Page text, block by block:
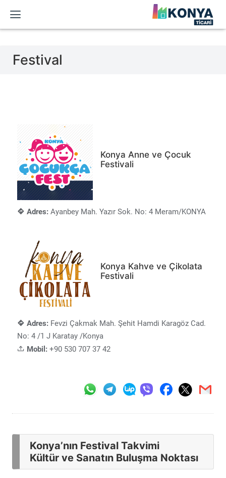
Festival
Konya Anne ve Çocuk
Festivali
Adres: Ayanbey Mah. Yazır Sok. No: 4 Meram/KONYA
Konya Kahve ve Çikolata
Festivali
Adres: Fevzi Çakmak Mah. Şehit Hamdi Karagöz Cad.
No: 4 /1 J Karatay /Konya
Mobil: +90 530 707 37 42
Konya’nın Festival Takvimi
Kültür ve Sanatın Buluşma Noktası